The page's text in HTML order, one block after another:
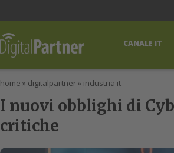
CANALE IT
home » digitalpartner» industria it
I nuovi obblighi di
critiche